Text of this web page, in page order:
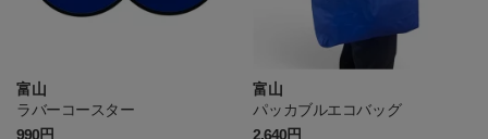
富山
ラバーコースター
990円
富山
パッカブルエコバッグ
2,640円